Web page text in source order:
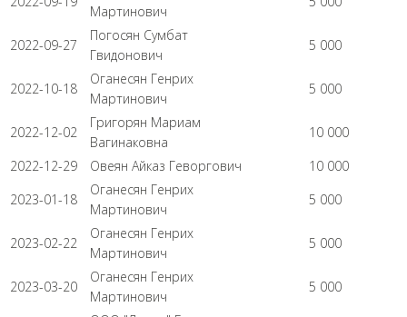
Мартинович
2022-09-27
Погосян Сумбат
Гвидонович
5 000
2022-10-18
Оганесян Генрих
Мартинович
5 000
2022-12-02
Григорян Мариам
Вагинаковна
10 000
2022-12-29
Овеян Айказ Геворгович
10 000
2023-01-18
Оганесян Генрих
Мартинович
5 000
2023-02-22
Оганесян Генрих
Мартинович
5 000
2023-03-20
Оганесян Генрих
Мартинович
5 000